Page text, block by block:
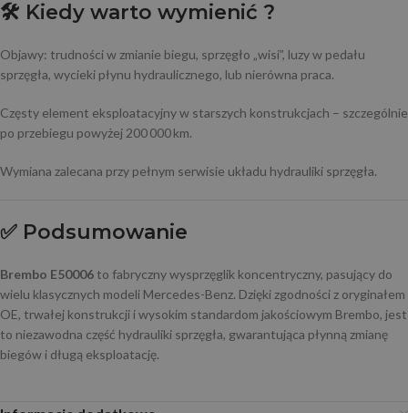
🛠️ Kiedy warto wymienić ?
Objawy: trudności w zmianie biegu, sprzęgło „wisi”, luzy w pedału
sprzęgła, wycieki płynu hydraulicznego, lub nierówna praca.
Częsty element eksploatacyjny w starszych konstrukcjach – szczególnie
po przebiegu powyżej 200 000 km.
Wymiana zalecana przy pełnym serwisie układu hydrauliki sprzęgła.
✅ Podsumowanie
Brembo E50006 to fabryczny wysprzęglik koncentryczny, pasujący do
wielu klasycznych modeli Mercedes-Benz. Dzięki zgodności z oryginałem
OE, trwałej konstrukcji i wysokim standardom jakościowym Brembo, jest
to niezawodna część hydrauliki sprzęgła, gwarantująca płynną zmianę
biegów i długą eksploatację.